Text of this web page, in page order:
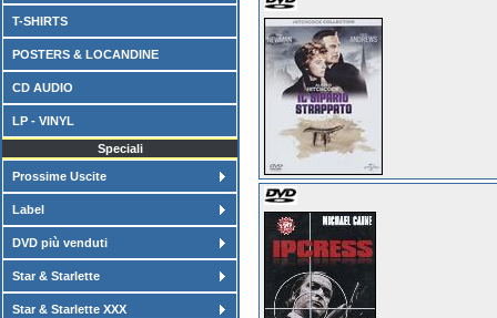
T-SHIRTS
POSTERS & LOCANDINE
CD AUDIO
LP - VINYL
Speciali
Prossime Uscite
Label
DVD più venduti
Star & Starlette
Star & Starlette XXX